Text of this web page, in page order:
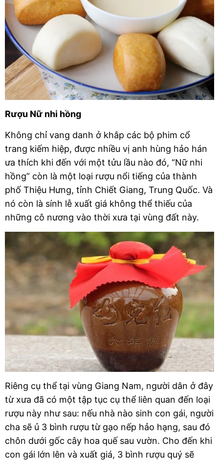
Rượu Nữ nhi hồng
Không chỉ vang danh ở khắp các bộ phim cổ
trang kiếm hiệp, được nhiều vị anh hùng hảo hán
ưa thích khi đến với một tửu lầu nào đó, “Nữ nhi
hồng” còn là một loại rượu nổi tiếng của thành
phố Thiệu Hưng, tỉnh Chiết Giang, Trung Quốc. Và
nó còn là sính lễ xuất giá không thể thiếu của
những cô nương vào thời xưa tại vùng đất này.
Riêng cụ thể tại vùng Giang Nam, người dân ở đây
từ xưa đã có một tập tục cụ thể liên quan đến loại
rượu này như sau: nếu nhà nào sinh con gái, người
cha sẽ ủ 3 bình rượu từ gạo nếp hảo hạng, sau đó
chôn dưới gốc cây hoa quế sau vườn. Cho đến khi
con gái lớn lên và xuất giá, 3 bình rượu quý sẽ